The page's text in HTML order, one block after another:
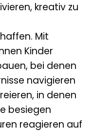
kreativ zu
Mit
Kinder
bei denen
navigieren
in denen
besiegen
reagieren auf